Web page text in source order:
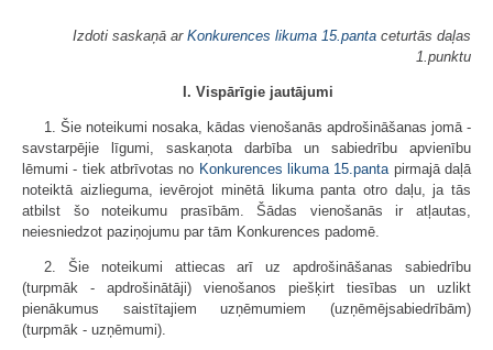
Izdoti saskaņā ar Konkurences likuma 15.panta ceturtās daļas
1.punktu
I. Vispārīgie jautājumi
1. Šie noteikumi nosaka, kādas vienošanās apdrošināšanas jomā -
savstarpējie līgumi, saskaņota darbība un sabiedrību apvienību
lēmumi - tiek atbrīvotas no Konkurences likuma 15.pantapirmajā daļā
noteiktā aizlieguma, ievērojot minētā likuma panta otro daļu, ja tās
atbilst šo noteikumu prasībām. Šādas vienošanās ir atļautas,
neiesniedzot paziņojumu par tām Konkurences padomē.
2. Šie noteikumi attiecas arī uz apdrošināšanas sabiedrību
(turpmāk - apdrošinātāji) vienošanos piešķirt tiesības un uzlikt
pienākumus saistītajiem uzņēmumiem (uzņēmējsabiedrībām)
(turpmāk - uzņēmumi).